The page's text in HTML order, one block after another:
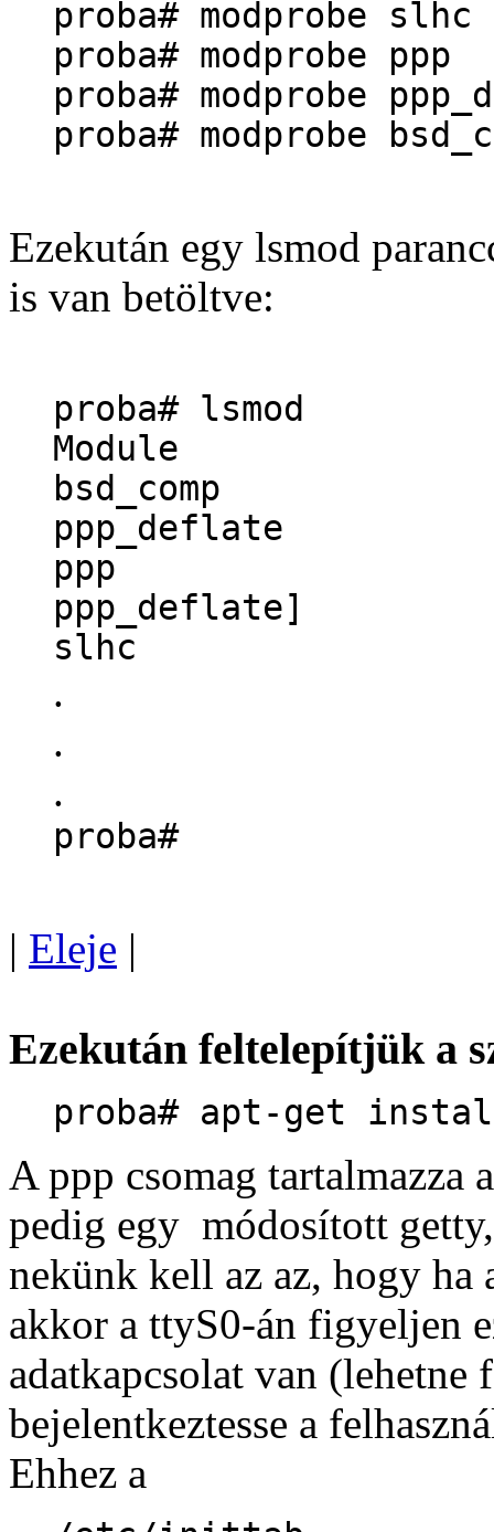
proba# modprobe slhc
proba# modprobe ppp
proba# modprobe
proba# modprobe
Ezekután egy lsmod
is van betöltve:
proba# lsmod
Module
bsd_comp
ppp_deflate
ppp 20844
ppp_deflate]
slhc
.
.
.
proba#
| Eleje |
Ezekután feltelepítjük a
proba# apt-get
A ppp csomag tartalmazza
pedig egy módosított
nekünk kell az az, hogy ha
akkor a ttyS0-án figyeljen
adatkapcsolat van
bejelentkeztesse a
Ehhez a